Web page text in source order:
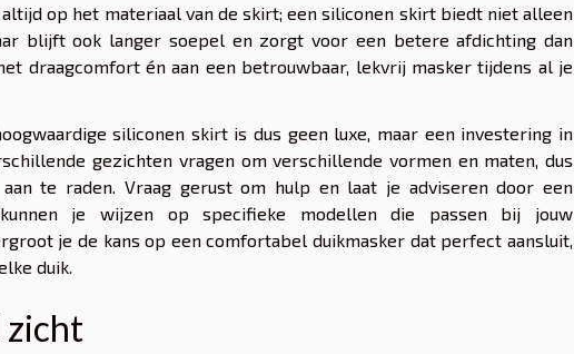
op het materiaal van de skirt; een siliconen skirt biedt niet alleen
blijft ook langer soepel en zorgt voor een betere afdichting dan
draagcomfort én aan een betrouwbaar, lekvrij masker tijdens al je
siliconen skirt is dus geen luxe, maar een investering in
gezichten vragen om verschillende vormen en maten, dus
te raden. Vraag gerust om hulp en laat je adviseren door een
je wijzen op specifieke modellen die passen bij jouw
je de kans op een comfortabel duikmasker dat perfect aansluit,
duik.
zicht